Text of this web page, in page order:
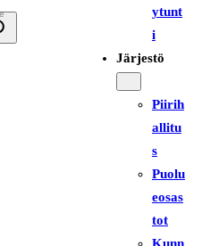
ytunt
i
Järjestö
Piirih
allitu
s
Puolu
eosas
tot
Kunn